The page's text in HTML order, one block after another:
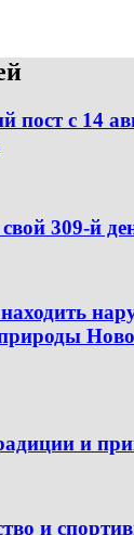
пост с 14
309-й
и
и